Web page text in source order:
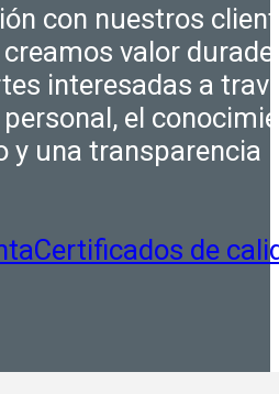
con nuestros
creamos valor
interesadas a
el
y una transparencia
Certificados de